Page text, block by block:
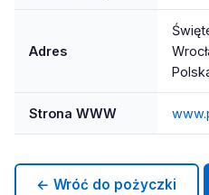
Adres
Strona WWW
← Wróć do pożyczki